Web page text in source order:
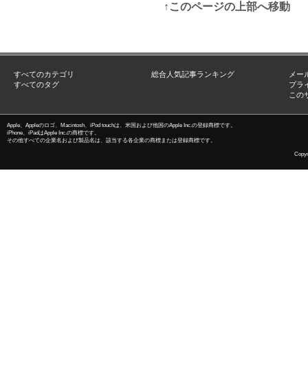
↑このページの上部へ移動
すべてのカテゴリ
すべてのタグ
総合人気記事ランキング
メー
プラ
この
Apple、Appleのロゴ、Macintosh、iPod touchは、米国および他国のApple Inc.の登録商標です。
iPhone、iPadはApple Inc.の商標です。
その他すべての企業名および製品名は、該当する各企業の商標または登録商標です。